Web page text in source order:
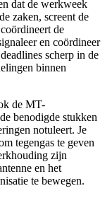
dat de werkweek
zaken, screent de
de
en coördineer
scherp in de
binnen
de MT-
benodigde stukken
notuleert. Je
tegengas te geven
zijn
en het
te bewegen.